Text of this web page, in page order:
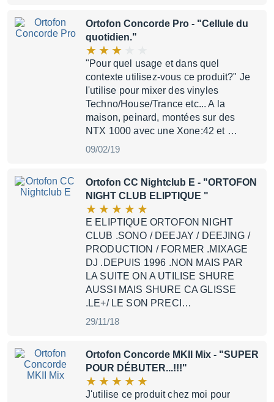
Ortofon Concorde Pro - "Cellule du
quotidien."
"Pour quel usage et dans quel
contexte utilisez-vous ce produit?" Je
l'utilise pour mixer des vinyles
Techno/House/Trance etc... A la
maison, peinard, montées sur des
NTX 1000 avec une Xone:42 et …
09/02/19
Ortofon CC Nightclub E - "ORTOFON
NIGHT CLUB ELIPTIQUE "
E ELIPTIQUE ORTOFON NIGHT
CLUB .SONO / DEEJAY / DEEJING /
PRODUCTION / FORMER .MIXAGE
DJ .DEPUIS 1996 .NON MAIS PAR
LA SUITE ON A UTILISE SHURE
AUSSI MAIS SHURE CA GLISSE
.LE+/ LE SON PRECI…
29/11/18
Ortofon Concorde MKII Mix - "SUPER
POUR DÉBUTER...!!!"
J'utilise ce produit chez moi pour